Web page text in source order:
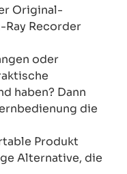
Original-
Ray Recorder
oder
haben? Dann
die
Produkt
Alternative, die